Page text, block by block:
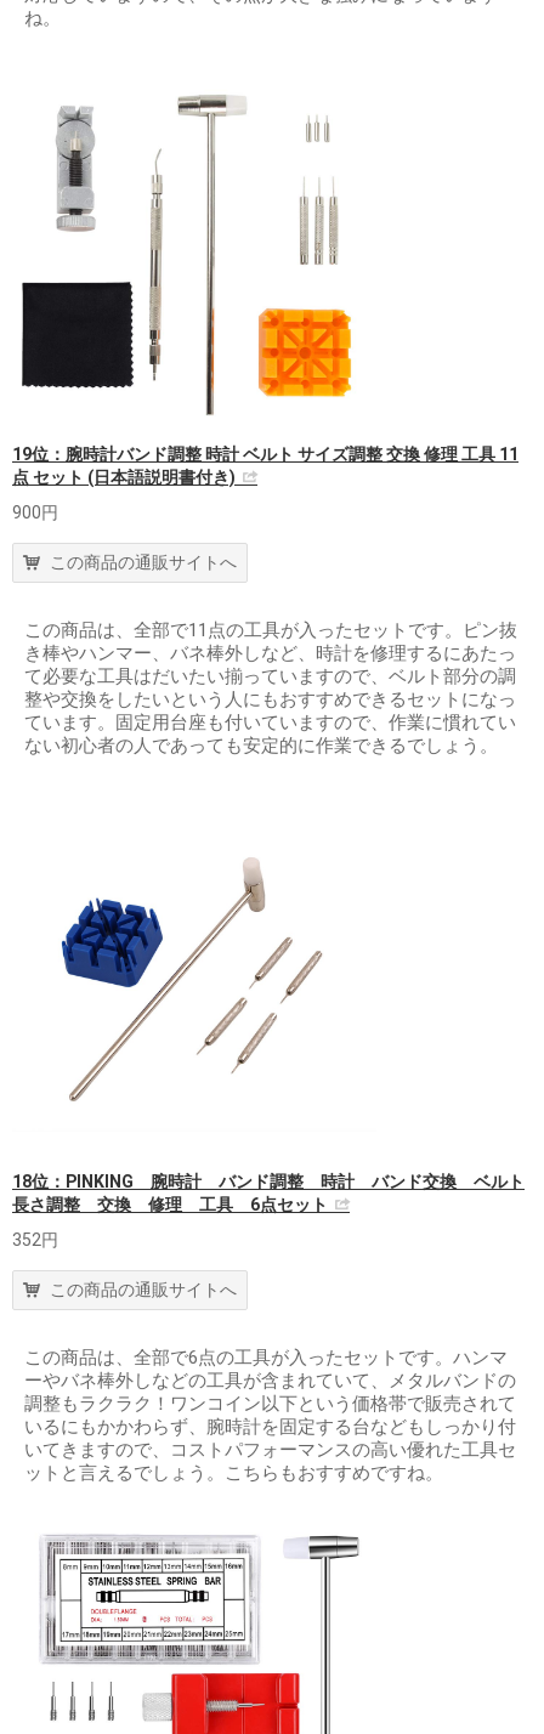
ね。
19位：腕時計バンド調整 時計 ベルト サイズ調整 交換 修理 工具 11
点 セット (日本語説明書付き)
900円
この商品の通販サイトへ
この商品は、全部で11点の工具が入ったセットです。ピン抜
き棒やハンマー、バネ棒外しなど、時計を修理するにあたっ
て必要な工具はだいたい揃っていますので、ベルト部分の調
整や交換をしたいという人にもおすすめできるセットになっ
ています。固定用台座も付いていますので、作業に慣れてい
ない初心者の人であっても安定的に作業できるでしょう。
18位：PINKING 腕時計 バンド調整 時計 バンド交換 ベルト
長さ調整 交換 修理 工具 6点セット
352円
この商品の通販サイトへ
この商品は、全部で6点の工具が入ったセットです。ハンマ
ーやバネ棒外しなどの工具が含まれていて、メタルバンドの
調整もラクラク！ワンコイン以下という価格帯で販売されて
いるにもかかわらず、腕時計を固定する台などもしっかり付
いてきますので、コストパフォーマンスの高い優れた工具セ
ットと言えるでしょう。こちらもおすすめですね。